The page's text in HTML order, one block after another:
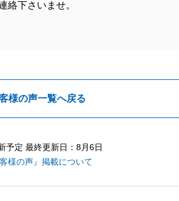
絡下さいませ。
様の声一覧へ戻る
予定 最終更新日：8月6日
客様の声』掲載について